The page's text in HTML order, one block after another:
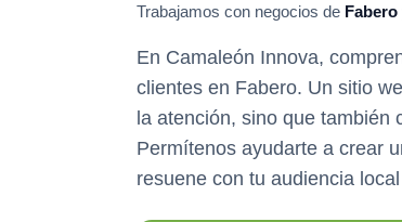
Trabajamos con negocios de Fabero
En Camaleón Innova,
clientes en Fabero. Un sitio
la atención, sino que también
Permítenos ayudarte a crear
resuene con tu audiencia